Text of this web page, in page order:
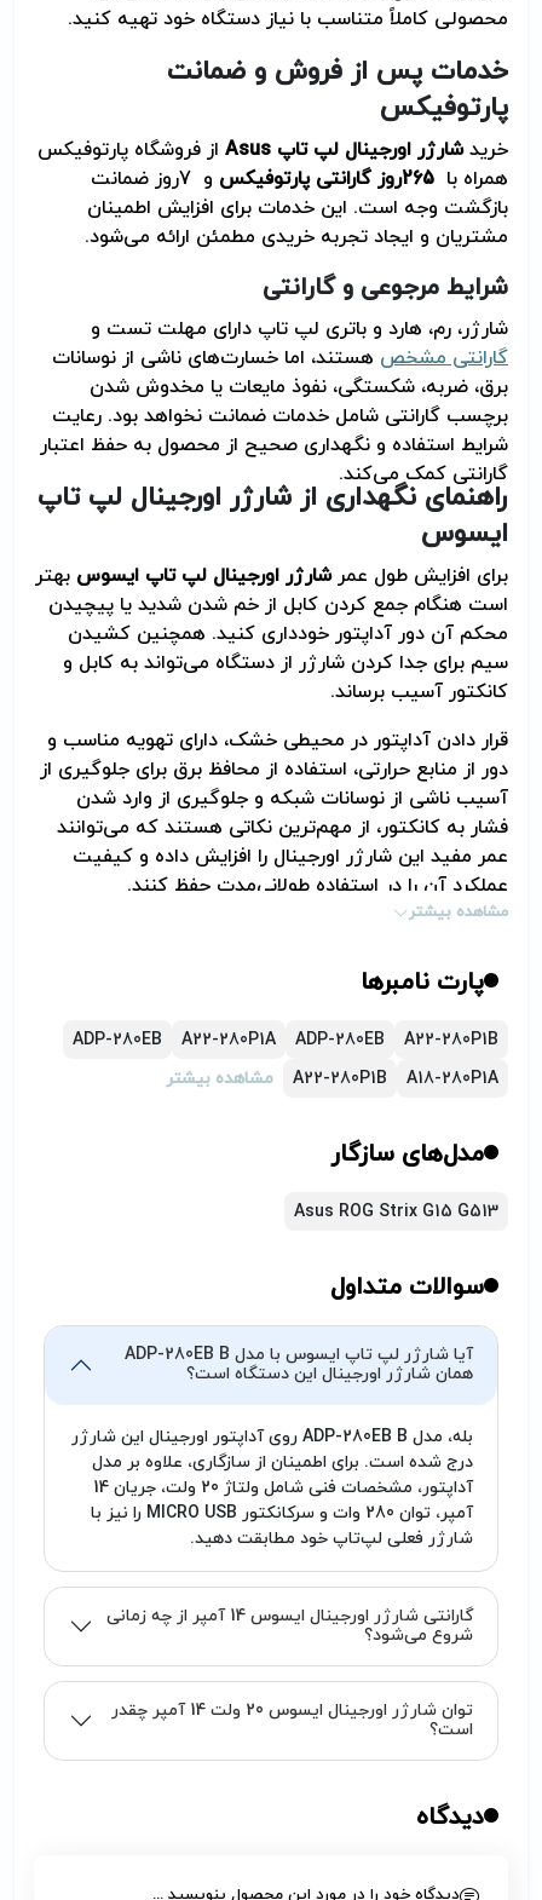
محصولی کاملاً متناسب با نیاز دستگاه خود تهیه کنید.
خدمات پس از فروش و ضمانت
پارتوفیکس
خریدشارژر اورجینال لپ تاپ Asus از فروشگاه پارتوفیکس
همراه با 265روز گارانتی پارتوفیکس و 7روز ضمانت
بازگشت وجه است. این خدمات برای افزایش اطمینان
مشتریان و ایجاد تجربه خریدی مطمئن ارائه می‌شود.
شرایط مرجوعی و گارانتی
شارژر، رم، هارد و باتری لپ تاپ دارای مهلت تست و
گارانتی مشخص هستند، اما خسارت‌های ناشی از نوسانات
برق، ضربه، شکستگی، نفوذ مایعات یا مخدوش شدن
برچسب گارانتی شامل خدمات ضمانت نخواهد بود. رعایت
شرایط استفاده و نگهداری صحیح از محصول به حفظ اعتبار
گارانتی کمک می‌کند.
راهنمای نگهداری از شارژر اورجینال لپ تاپ
ایسوس
برای افزایش طول عمرشارژر اورجینال لپ تاپ ایسوس بهتر
است هنگام جمع کردن کابل از خم شدن شدید یا پیچیدن
محکم آن دور آداپتور خودداری کنید. همچنین کشیدن
سیم برای جدا کردن شارژر از دستگاه می‌تواند به کابل و
کانکتور آسیب برساند.
قرار دادن آداپتور در محیطی خشک، دارای تهویه مناسب و
دور از منابع حرارتی، استفاده از محافظ برق برای جلوگیری از
آسیب ناشی از نوسانات شبکه و جلوگیری از وارد شدن
فشار به کانکتور، از مهم‌ترین نکاتی هستند که می‌توانند
عمر مفید این شارژر اورجینال را افزایش داده و کیفیت
عملکرد آن را در استفاده طولانی‌مدت حفظ کنند.
مشاهده بیشتر
پارت نامبرها
A22-280P1B
ADP-280EB
A22-280P1A
ADP-280EB
A18-280P1A
A22-280P1B مشاهده بیشتر
مدل‌های سازگار
Asus ROG Strix G15 G513
سوالات متداول
آیا شارژر لپ تاپ ایسوس با مدل ADP-280EB B
همان شارژر اورجینال این دستگاه است؟
بله، مدل ADP-280EB B روی آداپتور اورجینال این شارژر
درج شده است. برای اطمینان از سازگاری، علاوه بر مدل
آداپتور، مشخصات فنی شامل ولتاژ 20 ولت، جریان 14
آمپر، توان 280 وات و سرکانکتور MICRO USB را نیز با
شارژر فعلی لپ‌تاپ خود مطابقت دهید.
گارانتی شارژر اورجینال ایسوس 14 آمپر از چه زمانی
شروع می‌شود؟
توان شارژر اورجینال ایسوس 20 ولت 14 آمپر چقدر
است؟
دیدگاه
دیدگاه خود را در مورد این محصول بنویسید ...